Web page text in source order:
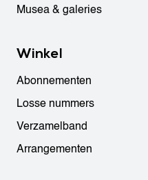
Musea & galeries
Winkel
Abonnementen
Losse nummers
Verzamelband
Arrangementen